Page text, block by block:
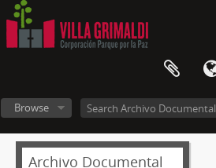
Browse
Archivo Documental